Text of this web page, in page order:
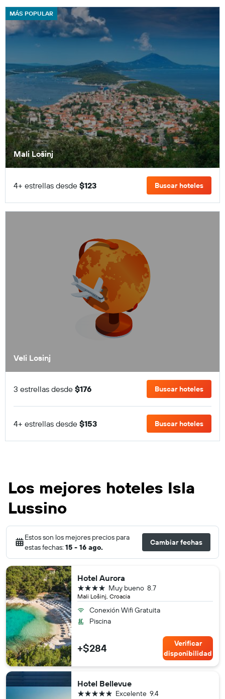
MÁS POPULAR
Mali Lošinj
4+ estrellas desde $123 Buscar hoteles
Veli Losinj
3 estrellas desde $176 Buscar hoteles
4+ estrellas desde $153 Buscar hoteles
Los mejores hoteles Isla
Lussino
Estos son los mejores precios para
estas fechas: 15 - 16 ago.
Cambiar fechas
Hotel Aurora
Mali Lošinj, Croacia
8.7
Muy bueno
4 estrellas
Conexión Wifi Gratuita
Piscina
+$284
Verificar
disponibilidad
Hotel Bellevue
9.4
Excelente
5 estrellas